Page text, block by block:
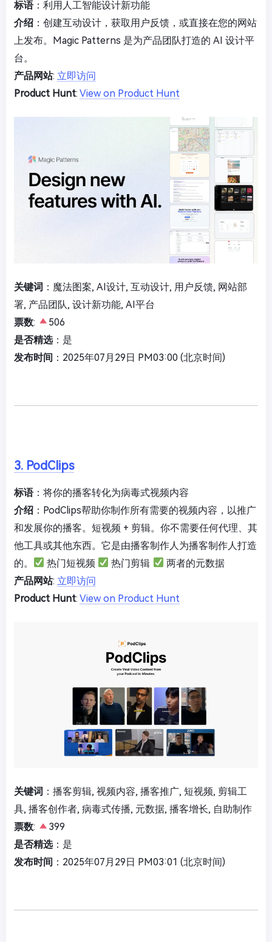
标语：利用人工智能设计新功能
介绍 ：创建互动设计，获取用户反馈，或直接在您的网站
上发布。Magic Patterns 是为产品团队打造的 AI 设计平
台。
产品网站: 立即访问
Product Hunt: View on Product Hunt
关键词 ：魔法图案, AI设计, 互动设计, 用户反馈, 网站部
署, 产品团队, 设计新功能, AI平台
票数:
506
是否精选：是
发布时间 ：2025年07月29日 PM03:00 (北京时间)
3. PodClips
标语：将你的播客转化为病毒式视频内容
介绍 ：PodClips帮助你制作所有需要的视频内容，以推广
和发展你的播客。短视频 + 剪辑。你不需要任何代理、其
他工具或其他东西。它是由播客制作人为播客制作人打造
的。
热门短视频 热门剪辑
两者的元数据
产品网站: 立即访问
Product Hunt: View on Product Hunt
关键词 ：播客剪辑, 视频内容, 播客推广, 短视频, 剪辑工
具, 播客创作者, 病毒式传播, 元数据, 播客增长, 自助制作
票数:
399
是否精选：是
发布时间 ：2025年07月29日 PM03:01 (北京时间)